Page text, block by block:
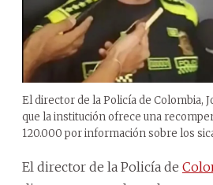
El director de la Policía de Colombia,
que la institución ofrece una
120.000 por información sobre los
El director de la Policía de